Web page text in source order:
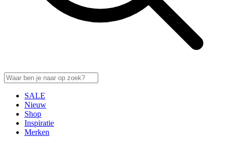
SALE
Nieuw
Shop
Inspiratie
Merken